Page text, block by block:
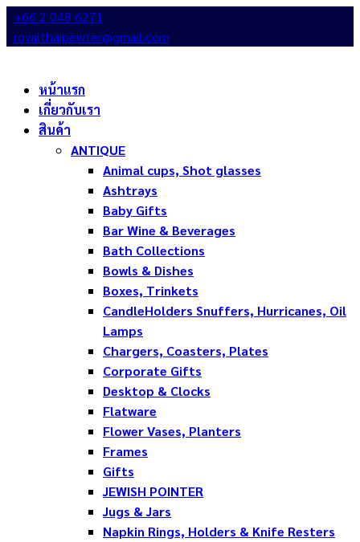
+66 2 048 6271
royalthaipewter@gmail.com
หน้าแรก
เกี่ยวกับเรา
สินค้า
ANTIQUE
Animal cups, Shot glasses
Ashtrays
Baby Gifts
Bar Wine & Beverages
Bath Collections
Bowls & Dishes
Boxes, Trinkets
CandleHolders Snuffers, Hurricanes, Oil
Lamps
Chargers, Coasters, Plates
Corporate Gifts
Desktop & Clocks
Flatware
Flower Vases, Planters
Frames
Gifts
JEWISH POINTER
Jugs & Jars
Napkin Rings, Holders & Knife Resters